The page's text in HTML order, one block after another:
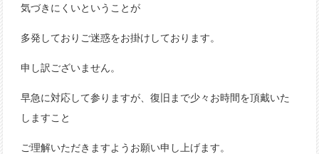
気づきにくいということが
多発しておりご迷惑をお掛けしております。
申し訳ございません。
早急に対応して参りますが、復旧まで少々お時間を頂戴いた
しますこと
ご理解いただきますようお願い申し上げます。